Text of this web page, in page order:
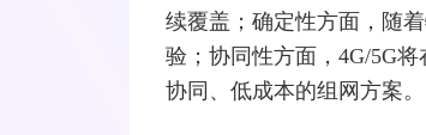
续覆盖；确定性方面，随
验；协同性方面， 4G/5G将
协同、低成本的组网方案。